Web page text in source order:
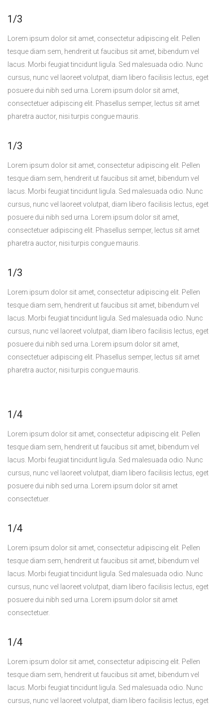
1/3
Lorem ipsum dolor sit amet, consectetur adipiscing elit. Pellen
tesque diam sem, hendrerit ut faucibus sit amet, bibendum vel
lacus. Morbi feugiat tincidunt ligula. Sed malesuada odio. Nunc
cursus, nunc vel laoreet volutpat, diam libero facilisis lectus, eget
posuere dui nibh sed urna. Lorem ipsum dolor sit amet,
consectetuer adipiscing elit. Phasellus semper, lectus sit amet
pharetra auctor, nisi turpis congue mauris.
1/3
Lorem ipsum dolor sit amet, consectetur adipiscing elit. Pellen
tesque diam sem, hendrerit ut faucibus sit amet, bibendum vel
lacus. Morbi feugiat tincidunt ligula. Sed malesuada odio. Nunc
cursus, nunc vel laoreet volutpat, diam libero facilisis lectus, eget
posuere dui nibh sed urna. Lorem ipsum dolor sit amet,
consectetuer adipiscing elit. Phasellus semper, lectus sit amet
pharetra auctor, nisi turpis congue mauris.
1/3
Lorem ipsum dolor sit amet, consectetur adipiscing elit. Pellen
tesque diam sem, hendrerit ut faucibus sit amet, bibendum vel
lacus. Morbi feugiat tincidunt ligula. Sed malesuada odio. Nunc
cursus, nunc vel laoreet volutpat, diam libero facilisis lectus, eget
posuere dui nibh sed urna. Lorem ipsum dolor sit amet,
consectetuer adipiscing elit. Phasellus semper, lectus sit amet
pharetra auctor, nisi turpis congue mauris.
1/4
Lorem ipsum dolor sit amet, consectetur adipiscing elit. Pellen
tesque diam sem, hendrerit ut faucibus sit amet, bibendum vel
lacus. Morbi feugiat tincidunt ligula. Sed malesuada odio. Nunc
cursus, nunc vel laoreet volutpat, diam libero facilisis lectus, eget
posuere dui nibh sed urna. Lorem ipsum dolor sit amet
consectetuer.
1/4
Lorem ipsum dolor sit amet, consectetur adipiscing elit. Pellen
tesque diam sem, hendrerit ut faucibus sit amet, bibendum vel
lacus. Morbi feugiat tincidunt ligula. Sed malesuada odio. Nunc
cursus, nunc vel laoreet volutpat, diam libero facilisis lectus, eget
posuere dui nibh sed urna. Lorem ipsum dolor sit amet
consectetuer.
1/4
Lorem ipsum dolor sit amet, consectetur adipiscing elit. Pellen
tesque diam sem, hendrerit ut faucibus sit amet, bibendum vel
lacus. Morbi feugiat tincidunt ligula. Sed malesuada odio. Nunc
cursus, nunc vel laoreet volutpat, diam libero facilisis lectus, eget